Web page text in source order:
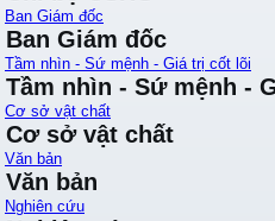
Ban Giám đốc
Ban Giám đốc
Tầm nhìn - Sứ mệnh - Giá trị cốt lõi
Tầm nhìn - Sứ mệnh -
Cơ sở vật chất
Cơ sở vật chất
Văn bản
Văn bản
Nghiên cứu